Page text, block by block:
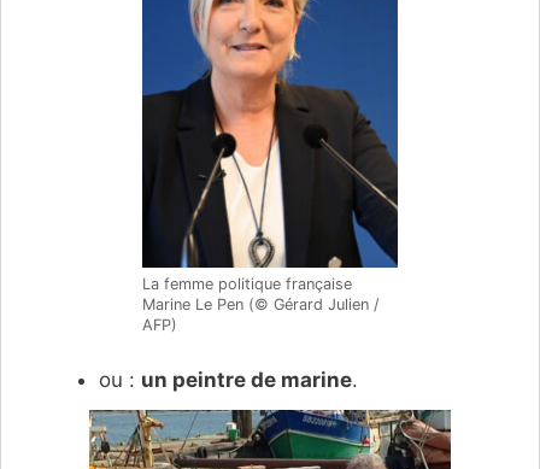
La femme politique française
Marine Le Pen (© Gérard Julien /
AFP)
ou : un peintre de marine.